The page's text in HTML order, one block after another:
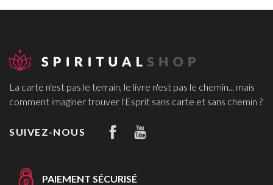
La carte n'est pas le terrain, le livre n'est pas le chemin... mais
comment imaginer trouver l'Esprit sans carte et sans chemin ?
SUIVEZ-NOUS
PAIEMENT SÉCURISÉ